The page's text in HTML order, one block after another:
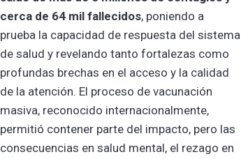
cerca de 64 mil fallecidos, poniendo a
prueba la capacidad de respuesta del sistema
de salud y revelando tanto fortalezas como
profundas brechas en el acceso y la calidad
de la atención. El proceso de vacunación
masiva, reconocido internacionalmente,
permitió contener parte del impacto, pero las
consecuencias en salud mental, el rezago en